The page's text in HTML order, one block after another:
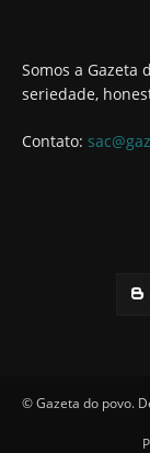
Somos a Gazeta
seriedade,
Contato:
© Gazeta do povo.